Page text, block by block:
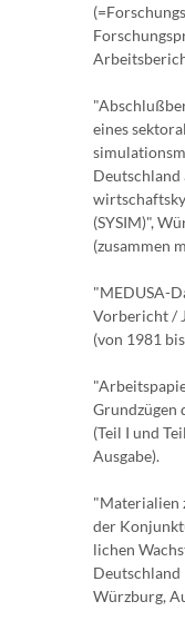
eines
Deutschland
(SYSIM)",
(zusammen
"MEDUSA-
Vorbericht /
(von 1981
Grundzügen
(Teil I und
Ausgabe).
"Materialien
der
lichen
Deutschland
Würzburg,